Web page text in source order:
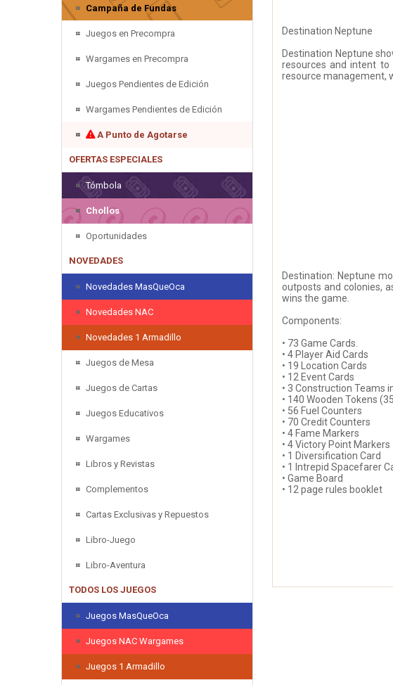
Campaña de Fundas
Juegos en Precompra
Wargames en Precompra
Juegos Pendientes de Edición
Wargames Pendientes de Edición
A Punto de Agotarse
OFERTAS ESPECIALES
Tómbola
Chollos
Oportunidades
NOVEDADES
Novedades MasQueOca
Novedades NAC
Novedades 1 Armadillo
Juegos de Mesa
Juegos de Cartas
Juegos Educativos
Wargames
Libros y Revistas
Complementos
Cartas Exclusivas y Repuestos
Libro-Juego
Libro-Aventura
TODOS LOS JUEGOS
Juegos MasQueOca
Juegos NAC Wargames
Juegos 1 Armadillo
Destination Neptune
Destination Neptune
resources and intent to
resource management,
Destination: Neptune
outposts and colonies,
wins the game.
Components:
• 73 Game Cards.
• 4 Player Aid Cards
• 19 Location Cards
• 12 Event Cards
• 3 Construction Teams
• 140 Wooden Tokens
• 56 Fuel Counters
• 70 Credit Counters
• 4 Fame Markers
• 4 Victory Point Markers
• 1 Diversification Card
• 1 Intrepid Spacefarer
• Game Board
• 12 page rules booklet